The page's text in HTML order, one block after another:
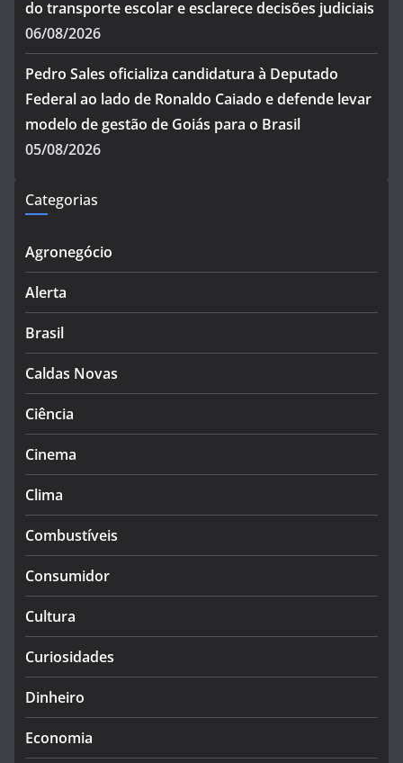
do transporte escolar e esclarece decisões judiciais
06/08/2026
Pedro Sales oficializa candidatura à Deputado
Federal ao lado de Ronaldo Caiado e defende levar
modelo de gestão de Goiás para o Brasil
05/08/2026
Categorias
Agronegócio
Alerta
Brasil
Caldas Novas
Ciência
Cinema
Clima
Combustíveis
Consumidor
Cultura
Curiosidades
Dinheiro
Economia